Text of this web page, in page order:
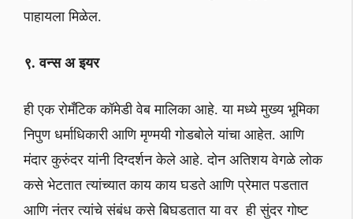
पाहायला मिळेल.
९. वन्स अ इयर
ही एक रोमँटिक कॉमेडी वेब मालिका आहे. या मध्ये मुख्य भूमिका
निपुण धर्माधिकारी आणि मृण्मयी गोडबोले यांचा आहेत. आणि
मंदार कुरुंदर यांनी दिग्दर्शन केले आहे. दोन अतिशय वेगळे लोक
कसे भेटतात त्यांच्यात काय काय घडते आणि प्रेमात पडतात
आणि नंतर त्यांचे संबंध कसे बिघडतात या वर ही सुंदर गोष्ट